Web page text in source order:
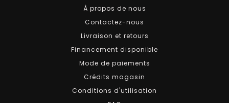
À propos de nous
Contactez-nous
Livraison et retours
Financement disponible
Mode de paiements
Crédits magasin
Conditions d'utilisation